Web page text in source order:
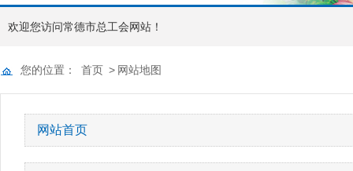
欢迎您访问常德市总工会网站！
您的位置： 首页 > 网站地图
网站首页